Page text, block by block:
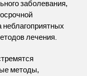
заболевания,
неблагоприятных
лечения.
методы,